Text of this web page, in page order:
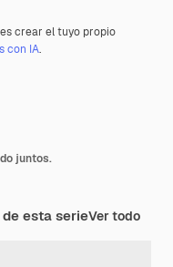
crear el tuyo propio
con IA.
juntos.
esta serieVer todo